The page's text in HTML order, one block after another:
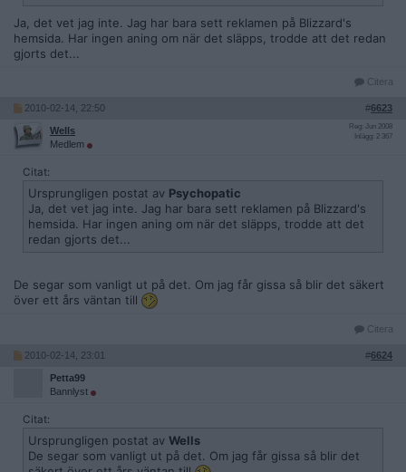
Ja, det vet jag inte. Jag har bara sett reklamen på Blizzard's
hemsida. Har ingen aning om när det släpps, trodde att det redan
gjorts det...
Citera
2010-02-14, 22:50 #6623
Wells
Medlem
Reg: Jun 2008
Inlägg: 2 367
Citat:
Ursprungligen postat av Psychopatic
Ja, det vet jag inte. Jag har bara sett reklamen på Blizzard's
hemsida. Har ingen aning om när det släpps, trodde att det
redan gjorts det...
De segar som vanligt ut på det. Om jag får gissa så blir det säkert
över ett års väntan till
Citera
2010-02-14, 23:01 #6624
Petta99
Bannlyst
Citat:
Ursprungligen postat av Wells
De segar som vanligt ut på det. Om jag får gissa så blir det